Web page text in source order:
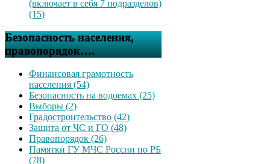
(включает в себя 7 подразделов)
(15)
Безопасность населения,
правопорядок….
Финансовая грамотность
населения (54)
Безопасность на водоемах (25)
Выборы (2)
Градостроительство (42)
Защита от ЧС и ГО (48)
Правопорядок (26)
Памятки ГУ МЧС России по РБ
(78)